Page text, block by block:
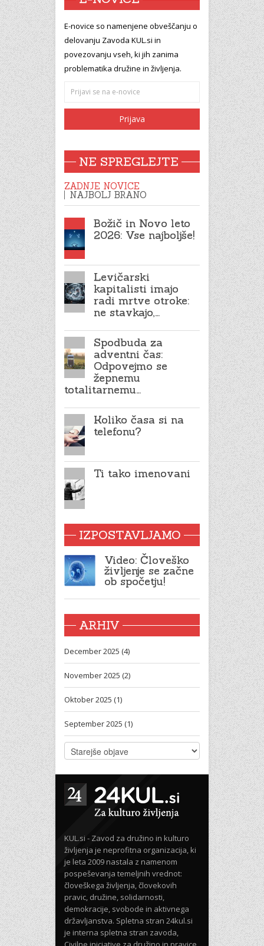
E-novice so namenjene obveščanju o
delovanju Zavoda KUL.si in
povezovanju vseh, ki jih zanima
problematika družine in življenja.
NE SPREGLEJTE
ZADNJE NOVICE
NAJBOLJ BRANO
Božič in Novo leto
2026: Vse najboljše!
Levičarski
kapitalisti imajo
radi mrtve otroke:
ne stavkajo,…
Spodbuda za
adventni čas:
Odpovejmo se
žepnemu
totalitarnemu…
Koliko časa si na
telefonu?
Ti tako imenovani
IZPOSTAVLJAMO
Video: Človeško
življenje se začne
ob spočetju!
ARHIV
December 2025 (4)
November 2025 (2)
Oktober 2025 (1)
September 2025 (1)
KUL.si - Zavod za družino in kulturo
življenja je neprofitna organizacija, ki
je leta 2009 nastala z namenom
pospeševanja temeljnih vrednot:
človeškega življenja, človekovih
pravic, družine, solidarnosti,
demokracije, svobode in aktivnega
državljanstva. Spletna stran 24kul.si
je interna spletna stran zavoda,